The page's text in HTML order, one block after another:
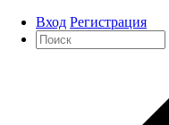
Вход Регистрация